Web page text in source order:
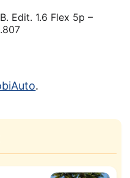
Edit. 1.6 Flex 5p –
.